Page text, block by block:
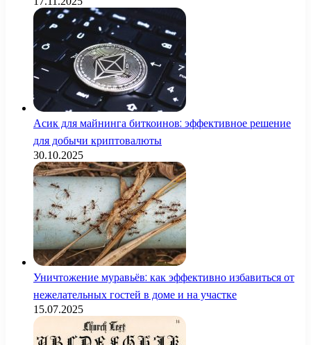
Асик для майнинга биткоинов: эффективное решение
для добычи криптовалюты
30.10.2025
Уничтожение муравьёв: как эффективно избавиться от
нежелательных гостей в доме и на участке
15.07.2025